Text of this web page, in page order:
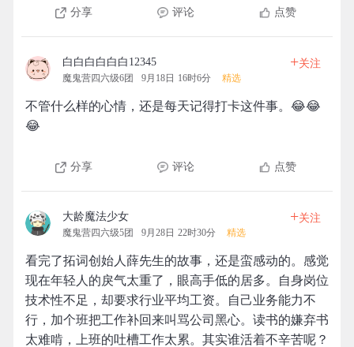
分享 评论 点赞
白白白白白白12345
魔鬼营四六级6团 9月18日 16时6分 精选
+关注
不管什么样的心情，还是每天记得打卡这件事。😂😂
😂
分享 评论 点赞
大龄魔法少女
魔鬼营四六级5团 9月28日 22时30分 精选
+关注
看完了拓词创始人薛先生的故事，还是蛮感动的。感觉
现在年轻人的戾气太重了，眼高手低的居多。自身岗位
技术性不足，却要求行业平均工资。自己业务能力不
行，加个班把工作补回来叫骂公司黑心。读书的嫌弃书
太难啃，上班的吐槽工作太累。其实谁活着不辛苦呢？